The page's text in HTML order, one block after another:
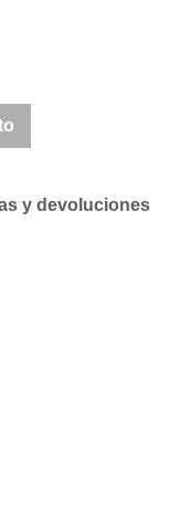
y devoluciones
compras